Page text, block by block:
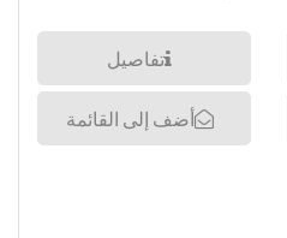
تفاصيل
أضف إلى القائمة